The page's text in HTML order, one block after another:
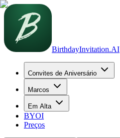
BirthdayInvitation.AI
Convites de Aniversário
Marcos
Em Alta
BYOI
Preços